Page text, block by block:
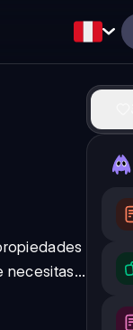
necesitas...